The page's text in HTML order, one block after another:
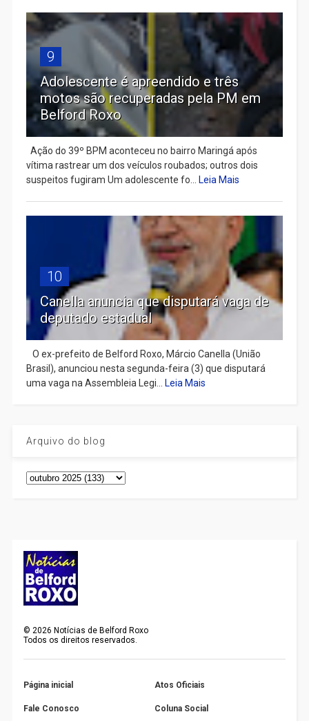
9
Adolescente é apreendido e três
motos são recuperadas pela PM em
Belford Roxo
Ação do 39º BPM aconteceu no bairro Maringá após
vítima rastrear um dos veículos roubados; outros dois
suspeitos fugiram Um adolescente fo...
Leia Mais
10
Canella anuncia que disputará vaga de
deputado estadual
​ O ex-prefeito de Belford Roxo, Márcio Canella (União
Brasil), anunciou nesta segunda-feira (3) que disputará
uma vaga na Assembleia Legi...
Leia Mais
Arquivo do blog
©2026 Notícias de Belford Roxo
Todos os direitos reservados.
Página inicial Atos Oficiais
Fale Conosco Coluna Social